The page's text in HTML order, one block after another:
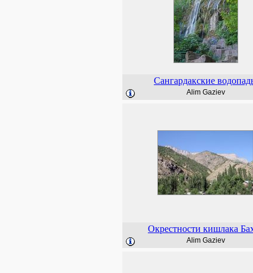
Сангардакские
Alim Gaziev
Окрестности кишлака
Alim Gaziev